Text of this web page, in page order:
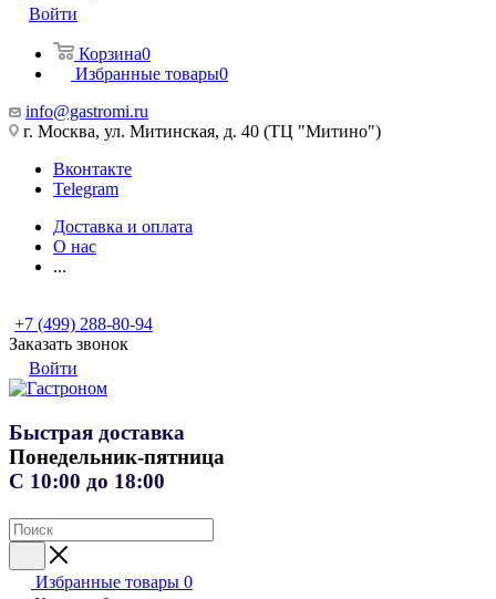
Войти
Корзина0
Избранные товары0
info@gastromi.ru
г. Москва, ул. Митинская, д. 40 (ТЦ "Митино")
Вконтакте
Telegram
Доставка и оплата
О нас
...
+7 (499) 288-80-94
Заказать звонок
Войти
Быстрая доставка
Понедельник-пятница
С 10:00 до 18:00
Избранные товары 0